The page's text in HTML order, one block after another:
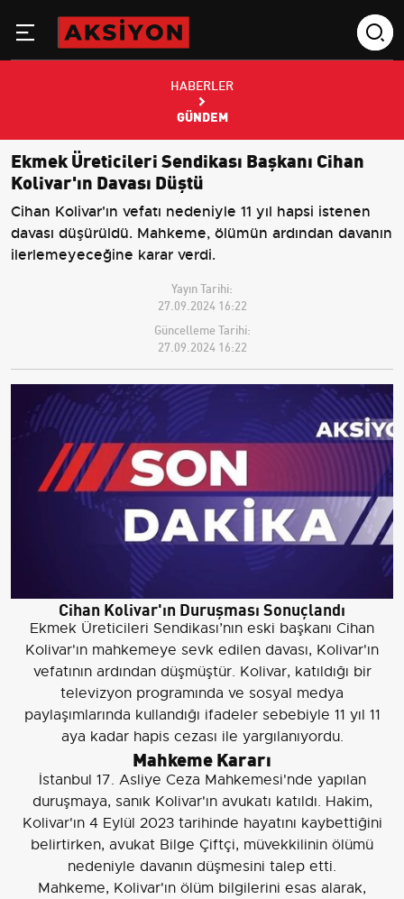
HABERLER
GÜNDEM
Ekmek Üreticileri Sendikası Başkanı Cihan
Kolivar'ın Davası Düştü
Cihan Kolivar'ın vefatı nedeniyle 11 yıl hapsi istenen
davası düşürüldü. Mahkeme, ölümün ardından davanın
ilerlemeyeceğine karar verdi.
Yayın Tarihi:
27.09.2024 16:22
Güncelleme Tarihi:
27.09.2024 16:22
Cihan Kolivar'ın Duruşması Sonuçlandı
Ekmek Üreticileri Sendikası’nın eski başkanı Cihan
Kolivar'ın mahkemeye sevk edilen davası, Kolivar'ın
vefatının ardından düşmüştür. Kolivar, katıldığı bir
televizyon programında ve sosyal medya
paylaşımlarında kullandığı ifadeler sebebiyle 11 yıl 11
aya kadar hapis cezası ile yargılanıyordu.
Mahkeme Kararı
İstanbul 17. Asliye Ceza Mahkemesi'nde yapılan
duruşmaya, sanık Kolivar'ın avukatı katıldı. Hakim,
Kolivar'ın 4 Eylül 2023 tarihinde hayatını kaybettiğini
belirtirken, avukat Bilge Çiftçi, müvekkilinin ölümü
nedeniyle davanın düşmesini talep etti.
Mahkeme, Kolivar'ın ölüm bilgilerini esas alarak,